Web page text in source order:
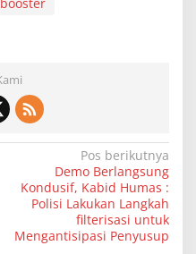
Pos berikutnya
Demo Berlangsung
Kondusif, Kabid Humas :
Polisi Lakukan Langkah
filterisasi untuk
Mengantisipasi Penyusup